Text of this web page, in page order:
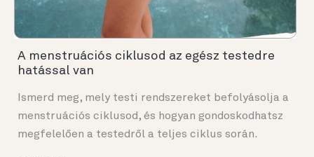
A menstruációs ciklusod az egész testedre
hatással van
Ismerd meg, mely testi rendszereket befolyásolja a
menstruációs ciklusod, és hogyan gondoskodhatsz
megfelelően a testedről a teljes ciklus során.